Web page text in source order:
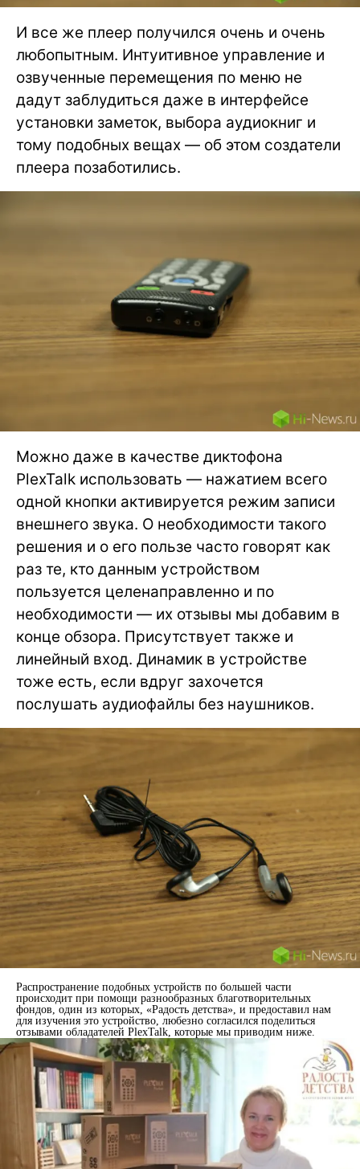
И все же плеер получился очень и очень
любопытным. Интуитивное управление и
озвученные перемещения по меню не
дадут заблудиться даже в интерфейсе
установки заметок, выбора аудиокниг и
тому подобных вещах — об этом создатели
плеера позаботились.
Можно даже в качестве диктофона
PlexTalk использовать — нажатием всего
одной кнопки активируется режим записи
внешнего звука. О необходимости такого
решения и о его пользе часто говорят как
раз те, кто данным устройством
пользуется целенаправленно и по
необходимости — их отзывы мы добавим в
конце обзора. Присутствует также и
линейный вход. Динамик в устройстве
тоже есть, если вдруг захочется
послушать аудиофайлы без наушников.
Распространение подобных устройств по большей части
происходит при помощи разнообразных благотворительных
фондов, один из которых, «Радость детства», и предоставил нам
для изучения это устройство, любезно согласился поделиться
отзывами обладателей PlexTalk, которые мы приводим ниже.